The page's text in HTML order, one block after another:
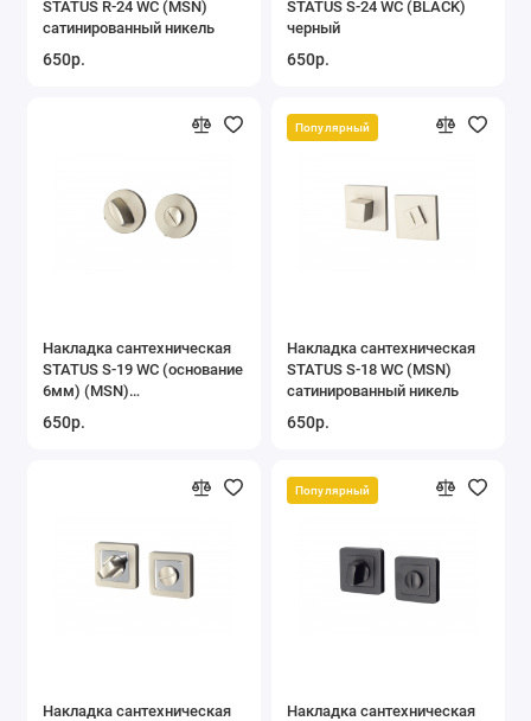
STATUS R-24 WC (MSN)
сатинированный никель
650р.
STATUS S-24 WC (BLACK)
черный
650р.
Накладка сантехническая
STATUS S-19 WC (основание
6мм) (MSN)
650р.
Накладка сантехническая
STATUS S-18 WC (MSN)
сатинированный никель
650р.
Накладка сантехническая
Накладка сантехническая